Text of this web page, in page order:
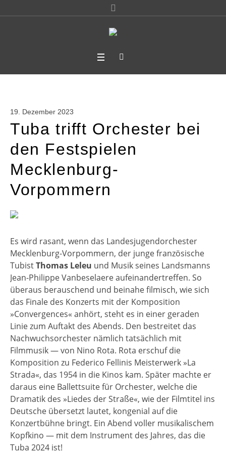
19. Dezember 2023
Tuba trifft Orchester bei
den Festspielen
Mecklenburg-
Vorpommern
Es wird rasant, wenn das Landesjugendorchester
Mecklenburg-Vorpommern, der junge französische
TubistThomas Leleu und Musik seines Landsmanns
Jean-Philippe Vanbeselaere aufeinandertreffen. So
überaus berauschend und beinahe filmisch, wie sich
das Finale des Konzerts mit der Komposition
»Convergences« anhört, steht es in einer geraden
Linie zum Auftakt des Abends. Den bestreitet das
Nachwuchsorchester nämlich tatsächlich mit
Filmmusik — von Nino Rota. Rota erschuf die
Komposition zu Federico Fellinis Meisterwerk »La
Strada«, das 1954 in die Kinos kam. Später machte er
daraus eine Ballettsuite für Orchester, welche die
Dramatik des »Liedes der Straße«, wie der Filmtitel ins
Deutsche übersetzt lautet, kongenial auf die
Konzertbühne bringt. Ein Abend voller musikalischem
Kopfkino — mit dem Instrument des Jahres, das die
Tuba 2024 ist!